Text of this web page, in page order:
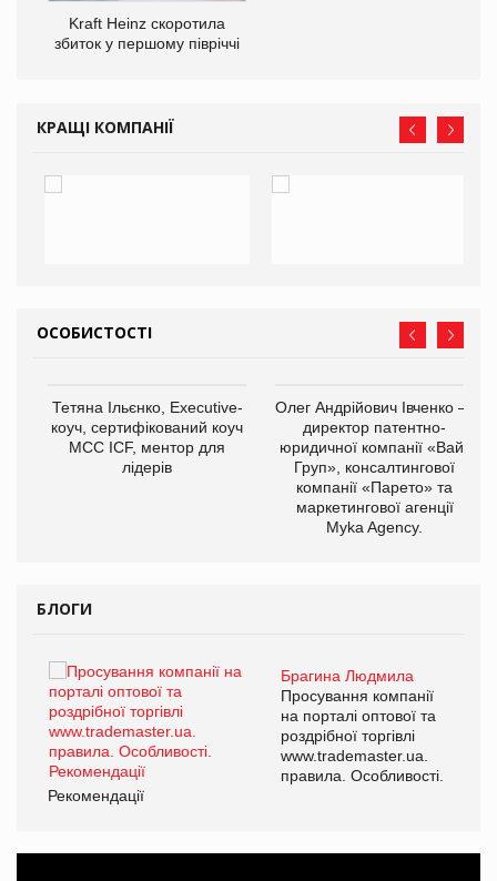
Kraft Heinz скоротила
збиток у першому півріччі
КРАЩІ КОМПАНІЇ
ОСОБИСТОСТІ
Тетяна Ільєнко, Executive-
коуч, сертифікований коуч
МСС ICF, ментор для
лідерів
Олег Андрійович Івченко —
директор патентно-
юридичної компанії «Вайз
Груп», консалтингової
компанії «Парето» та
маркетингової агенції
Myka Agency.
БЛОГИ
Брагина Людмила
Просування компанії
на порталі оптової та
роздрібної торгівлі
www.trademaster.ua.
правила. Особливості.
Рекомендації